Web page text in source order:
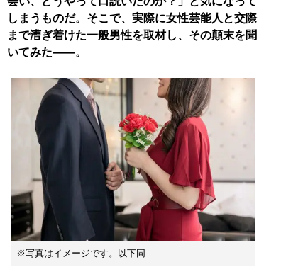
しまうものだ。そこで、実際に女性芸能人と交際
まで漕ぎ着けた一般男性を取材し、その顛末を聞
いてみた——。
※写真はイメージです。以下同